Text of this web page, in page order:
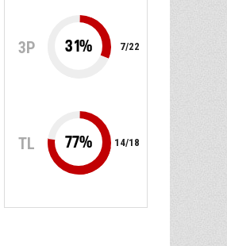
3P 31% 7/22
TL 77% 14/18